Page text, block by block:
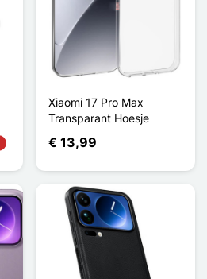
Xiaomi 17 Pro Max
Transparant Hoesje
€ 13,99